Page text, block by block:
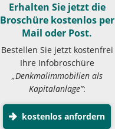
Erhalten Sie jetzt die
Broschüre kostenlos per
Mail oder Post.
Bestellen Sie jetzt kostenfrei
Ihre Infobroschüre
„Denkmalimmobilien als
Kapitalanlage”:
kostenlos anfordern